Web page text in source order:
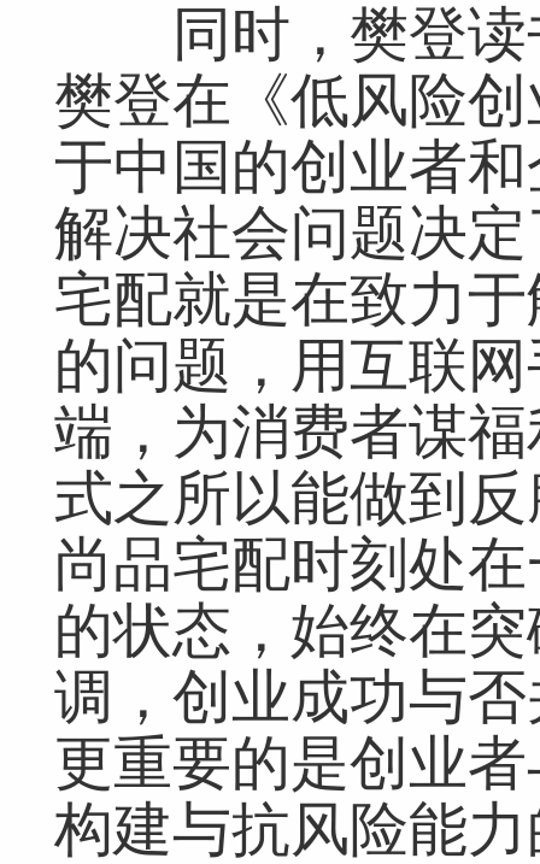
同时，樊登读
樊登在《低风险
于中国的创业者
解决社会问题决
宅配就是在致力
的问题，用互联
端，为消费者谋
式之所以能做到
尚品宅配时刻处
的状态，始终在
调，创业成功与
更重要的是创业
构建与抗风险能
网友跟帖 共 0条 登录名： 密码： 匿名发布 验
网友评论仅供其表达个人看法，并不表明本网同意其观点或证实其描